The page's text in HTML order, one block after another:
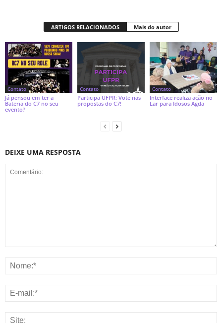
ARTIGOS RELACIONADOS Mais do autor
Contato
Já pensou em ter a
Bateria do C7 no seu
evento?
Contato
Participa UFPR: Vote nas
propostas do C7!
Contato
Interface realiza ação no
Lar para Idosos Agda
DEIXE UMA RESPOSTA